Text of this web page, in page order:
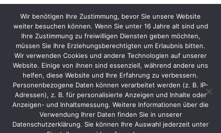
Wir benötigen Ihre Zustimmung, bevor Sie unsere Website
weiter besuchen können. Wenn Sie unter 16 Jahre alt sind und
Ihre Zustimmung zu freiwilligen Diensten geben möchten,
müssen Sie Ihre Erziehungsberechtigten um Erlaubnis bitten.
Wir verwenden Cookies und andere Technologien auf unserer
Website. Einige von ihnen sind essenziell, während andere uns
helfen, diese Website und Ihre Erfahrung zu verbessern.
Personenbezogene Daten können verarbeitet werden (z. B. IP-
Adressen), z. B. für personalisierte Anzeigen und Inhalte oder
Anzeigen- und Inhaltsmessung. Weitere Informationen über die
Verwendung Ihrer Daten finden Sie in unserer
Datenschutzerklärung. Sie können Ihre Auswahl jederzeit unter